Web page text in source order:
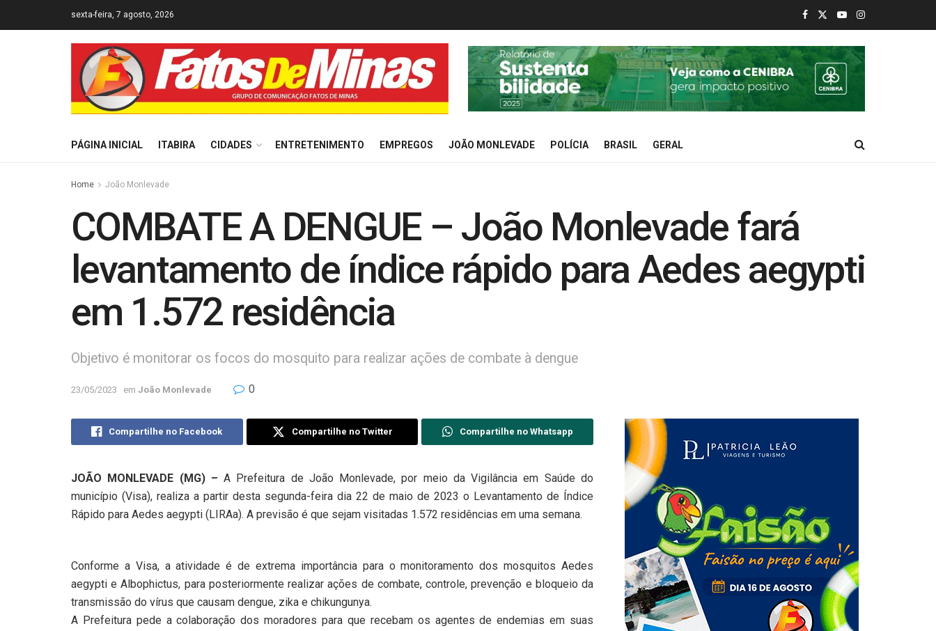
sexta-feira, 7 agosto, 2026
PÁGINA INICIAL ITABIRA CIDADES ENTRETENIMENTO EMPREGOS JOÃO MONLEVADE POLÍCIA BRASIL GERAL
Home João Monlevade
COMBATE A DENGUE – João Monlevade fará
levantamento de índice rápido para Aedes aegypti
em 1.572 residência
Objetivo é monitorar os focos do mosquito para realizar ações de combate à dengue
23/05/2023 em João Monlevade 0
Compartilhe no Facebook Compartilhe no Twitter Compartilhe no Whatsapp
JOÃO MONLEVADE (MG) – A Prefeitura de João Monlevade, por meio da Vigilância em Saúde do
município (Visa), realiza a partir desta segunda-feira dia 22 de maio de 2023 o Levantamento de Índice
Rápido para Aedes aegypti (LIRAa). A previsão é que sejam visitadas 1.572 residências em uma semana.
Conforme a Visa, a atividade é de extrema importância para o monitoramento dos mosquitos Aedes
aegypti e Albophictus, para posteriormente realizar ações de combate, controle, prevenção e bloqueio da
transmissão do vírus que causam dengue, zika e chikungunya.
A Prefeitura pede a colaboração dos moradores para que recebam os agentes de endemias em suas